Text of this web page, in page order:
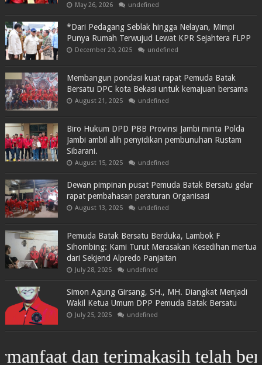
May 26, 2026 undefined
*Dari Pedagang Seblak hingga Nelayan, Mimpi
Punya Rumah Terwujud Lewat KPR Sejahtera FLPP
December 20, 2025 undefined
Membangun pondasi kuat rapat Pemuda Batak
Bersatu DPC kota Bekasi untuk kemajuan bersama
August 21, 2025 undefined
Biro Hukum DPD PBB Provinsi Jambi minta Polda
Jambi ambil alih penyidikan pembunuhan Rustam
Sibarani.
August 15, 2025 undefined
Dewan pimpinan pusat Pemuda Batak Bersatu gelar
rapat pembahasan peraturan Organisasi
August 13, 2025 undefined
Pemuda Batak Bersatu Berduka, Lambok F
Sihombing: Kami Turut Merasakan Kesedihan mertua
dari Sekjend Alpredo Panjaitan
July 28, 2025 undefined
Simon Agung Girsang, SH., MH. Diangkat Menjadi
Wakil Ketua Umum DPP Pemuda Batak Bersatu
July 25, 2025 undefined
dan terimakasih telah